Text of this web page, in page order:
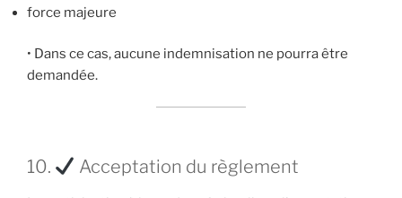
force majeure
• Dans ce cas, aucune indemnisation ne pourra être
demandée.
10. Acceptation du règlement